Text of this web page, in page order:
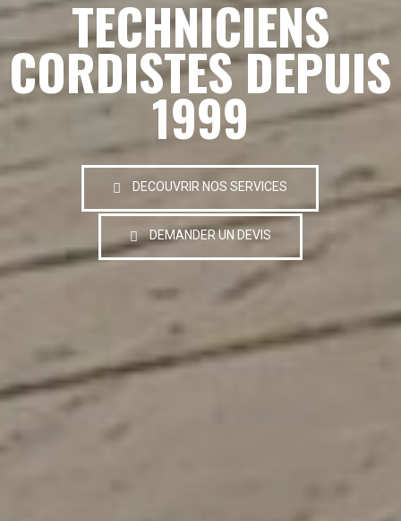
TECHNICIENS
CORDISTES DEPUIS
1999
DECOUVRIR NOS SERVICES
DEMANDER UN DEVIS